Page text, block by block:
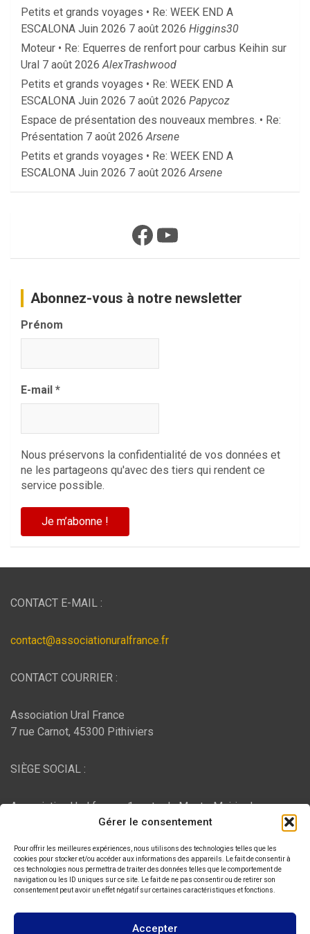
Gérer le consentement
Pour offrir les meilleures expériences, nous utilisons des technologies telles que les
cookies pour stocker et/ou accéder aux informations des appareils. Le fait de consentir à
ces technologies nous permettra de traiter des données telles que le comportement de
navigation ou les ID uniques sur ce site. Le fait de ne pas consentir ou de retirer son
consentement peut avoir un effet négatif sur certaines caractéristiques et fonctions.
Accepter
Petits et grands voyages • Re: WEEK END A
ESCALONA Juin 2026 7 août 2026 Higgins30
Moteur • Re: Equerres de renfort pour carbus Keihin sur
Ural 7 août 2026 AlexTrashwood
Petits et grands voyages • Re: WEEK END A
ESCALONA Juin 2026 7 août 2026 Papycoz
Espace de présentation des nouveaux membres. • Re:
Présentation 7 août 2026 Arsene
Petits et grands voyages • Re: WEEK END A
ESCALONA Juin 2026 7 août 2026 Arsene
Facebook
YouTube
Abonnez-vous à notre newsletter
Prénom
E-mail *
Nous préservons la confidentialité de vos données et
ne les partageons qu'avec des tiers qui rendent ce
service possible.
CONTACT E-MAIL :
contact@associationuralfrance.fr
CONTACT COURRIER :
Association Ural France
7 rue Carnot, 45300 Pithiviers
SIÈGE SOCIAL :
Association Ural france, 1 route du Mont - Mairie de
Bujaleuf, 87460 Bujaleuf
HÉBERGEMENT :
, Chemin des Pardiaux, 63000 Clermont-Ferrand